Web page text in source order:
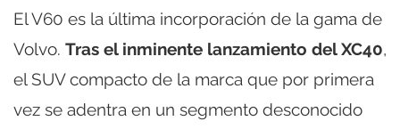
El V60 es la última incorporación de la gama de
Volvo. Tras el inminente lanzamiento del XC40,
el SUV compacto de la marca que por primera
vez se adentra en un segmento desconocido